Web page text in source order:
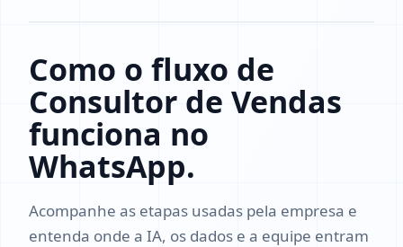
Como o fluxo de
Consultor de Vendas
funciona no
WhatsApp.
Acompanhe as etapas usadas pela empresa e
entenda onde a IA, os dados e a equipe entram